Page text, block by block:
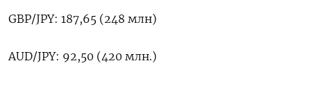
GBP/JPY: 187,65 (248 млн)
AUD/JPY: 92,50 (420 млн.)